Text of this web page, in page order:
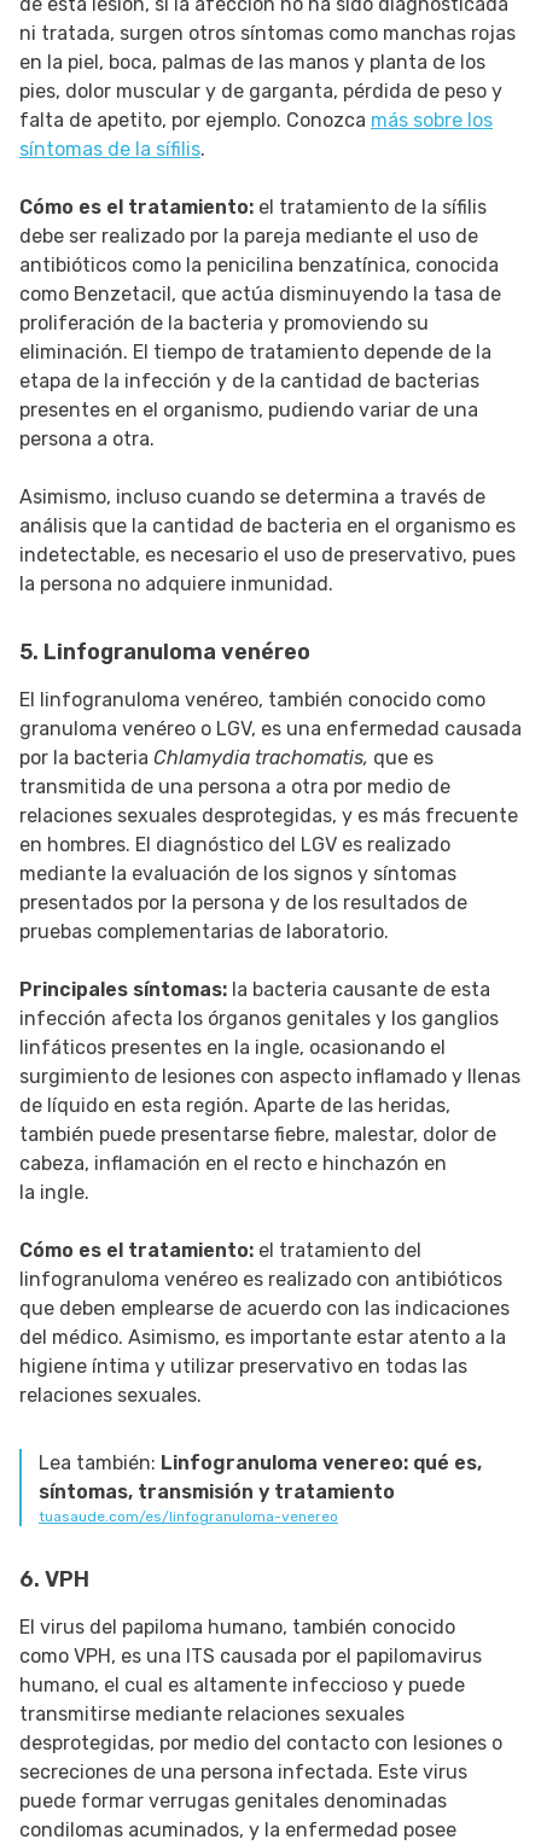
ni tratada, surgen otros síntomas como manchas rojas
en la piel, boca, palmas de las manos y planta de los
pies, dolor muscular y de garganta, pérdida de peso y
falta de apetito, por ejemplo. Conozca más sobre los
síntomas de la sífilis.
Cómo es el tratamiento: el tratamiento de la sífilis
debe ser realizado por la pareja mediante el uso de
antibióticos como la penicilina benzatínica, conocida
como Benzetacil, que actúa disminuyendo la tasa de
proliferación de la bacteria y promoviendo su
eliminación. El tiempo de tratamiento depende de la
etapa de la infección y de la cantidad de bacterias
presentes en el organismo, pudiendo variar de una
persona a otra.
Asimismo, incluso cuando se determina a través de
análisis que la cantidad de bacteria en el organismo es
indetectable, es necesario el uso de preservativo, pues
la persona no adquiere inmunidad.
5. Linfogranuloma venéreo
El linfogranuloma venéreo, también conocido como
granuloma venéreo o LGV, es una enfermedad causada
por la bacteria Chlamydia trachomatis, que es
transmitida de una persona a otra por medio de
relaciones sexuales desprotegidas, y es más frecuente
en hombres. El diagnóstico del LGV es realizado
mediante la evaluación de los signos y síntomas
presentados por la persona y de los resultados de
pruebas complementarias de laboratorio.
Principales síntomas: la bacteria causante de esta
infección afecta los órganos genitales y los ganglios
linfáticos presentes en la ingle, ocasionando el
surgimiento de lesiones con aspecto inflamado y llenas
de líquido en esta región. Aparte de las heridas,
también puede presentarse fiebre, malestar, dolor de
cabeza, inflamación en el recto e hinchazón en
la ingle.
Cómo es el tratamiento: el tratamiento del
linfogranuloma venéreo es realizado con antibióticos
que deben emplearse de acuerdo con las indicaciones
del médico. Asimismo, es importante estar atento a la
higiene íntima y utilizar preservativo en todas las
relaciones sexuales.
Lea también: Linfogranuloma venereo: qué es,
síntomas, transmisión y tratamiento
tuasaude.com/es/linfogranuloma-venereo
6. VPH
El virus del papiloma humano, también conocido
como VPH, es una ITS causada por el papilomavirus
humano, el cual es altamente infeccioso y puede
transmitirse mediante relaciones sexuales
desprotegidas, por medio del contacto con lesiones o
secreciones de una persona infectada. Este virus
puede formar verrugas genitales denominadas
condilomas acuminados, y la enfermedad posee